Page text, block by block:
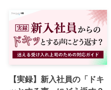
【実録】新入社員の「ドキ